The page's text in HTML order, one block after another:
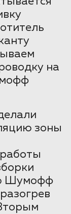
на
зоны
Шумофф